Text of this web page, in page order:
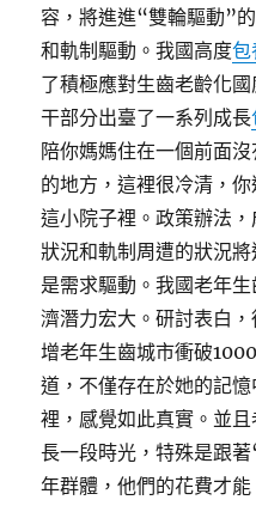
容，將進進“雙輪驅動”
和軌制驅動。我國高度包
了積極應對生齒老齡化
干部分出臺了一系列成長
陪你媽媽住在一個前面
的地方，這裡很冷清，
這小院子裡。政策辦法
狀況和軌制周遭的狀況
是需求驅動。我國老年
濟潛力宏大。研討表白
增老年生齒城市衝破
道，不僅存在於她的記
裡，感覺如此真實。並
長一段時光，特殊是跟
年群體，他們的花費才